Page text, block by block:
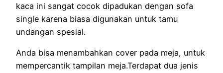
kaca ini sangat cocok dipadukan dengan sofa
single karena biasa digunakan untuk tamu
undangan spesial.
Anda bisa menambahkan cover pada meja, untuk
mempercantik tampilan meja.Terdapat dua jenis